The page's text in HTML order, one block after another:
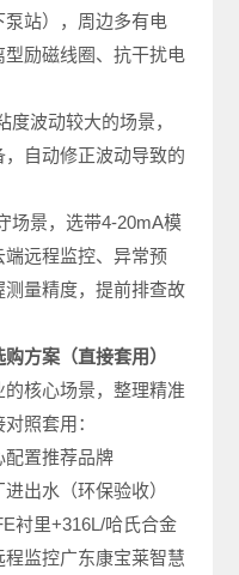
站），周边多有电
励磁线圈、抗干扰电
波动较大的场景，
自动修正波动导致的
场景，选带4-20mA模
远程监控、异常预
量精度，提前排查故
方案（直接套用）
核心场景，整理精准
照套用：
配置推荐品牌
出水（环保验收）
衬里+316L/哈氏合金
监控广东康宝莱智慧